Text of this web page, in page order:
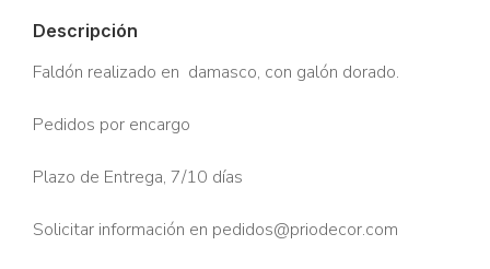
Descripción
Faldón realizado en damasco, con galón dorado.
Pedidos por encargo
Plazo de Entrega, 7/10 días
Solicitar información en pedidos@priodecor.com